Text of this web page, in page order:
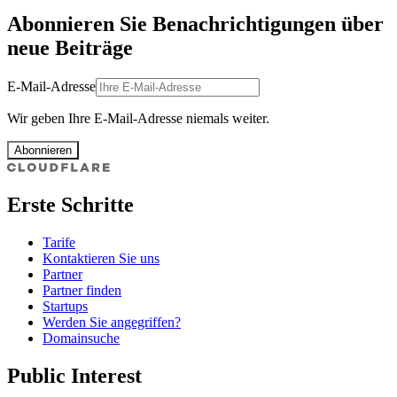
Abonnieren Sie Benachrichtigungen über
neue Beiträge
E-Mail-Adresse
Wir geben Ihre E-Mail-Adresse niemals weiter.
Abonnieren
Erste Schritte
Tarife
Kontaktieren Sie uns
Partner
Partner finden
Startups
Werden Sie angegriffen?
Domainsuche
Public Interest